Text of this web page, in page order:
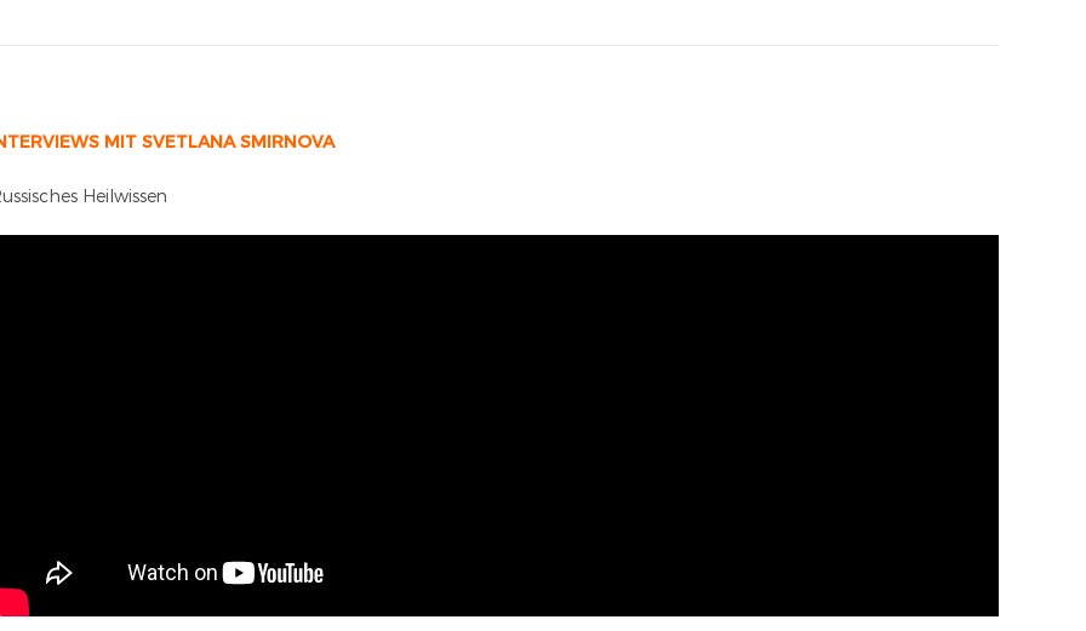
MIT SVETLANA SMIRNOVA
Heilwissen